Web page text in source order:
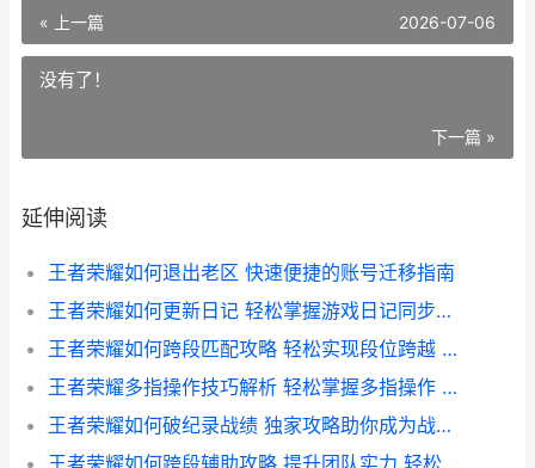
« 上一篇 2026-07-06
没有了！
下一篇 »
延伸阅读
王者荣耀如何退出老区 快速便捷的账号迁移指南
王者荣耀如何更新日记 轻松掌握游戏日记同步攻略
王者荣耀如何跨段匹配攻略 轻松实现段位跨越 提升竞技体验
王者荣耀多指操作技巧解析 轻松掌握多指操作 畅玩无压力
王者荣耀如何破纪录战绩 独家攻略助你成为战场传奇